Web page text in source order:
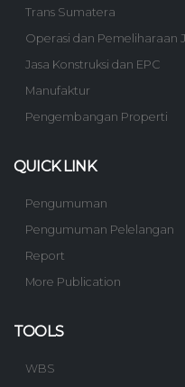
Trans Sumatera
Operasi dan Pemeliharaan
Jasa Konstruksi dan EPC
Manufaktur
Pengembangan Properti
QUICK LINK
Pengumuman
Pengumuman Pelelangan
Report
More Publication
TOOLS
WBS